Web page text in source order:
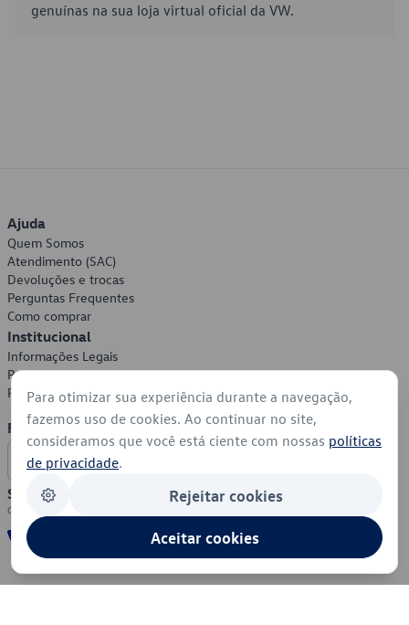
genuínas na sua loja virtual oficial da VW.
Ajuda
Quem Somos
Atendimento (SAC)
Devoluções e trocas
Perguntas Frequentes
Como comprar
Institucional
Informações Legais
Política de Privacidade
Política de Cookies
Formas de Pagamento
Segurança
Para otimizar sua experiência durante a navegação,
fazemos uso de cookies. Ao continuar no site,
consideramos que você está ciente com nossas políticas
de privacidade.
Rejeitar cookies
Aceitar cookies